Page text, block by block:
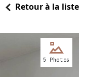
Retour à la liste
5 Photos